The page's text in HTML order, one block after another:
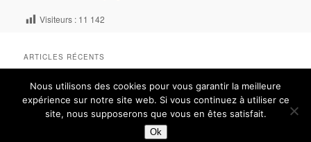
Visiteurs : 11 142
ARTICLES RÉCENTS
Fièrement propulsé par WordPress
Nous utilisons des cookies pour vous garantir la meilleure
expérience sur notre site web. Si vous continuez à utiliser ce
site, nous supposerons que vous en êtes satisfait.
Ok